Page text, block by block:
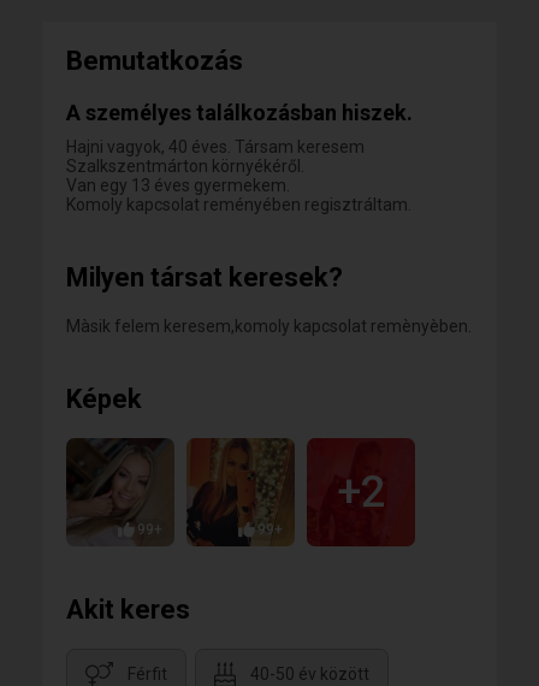
Bemutatkozás
A személyes találkozásban hiszek.
Hajni vagyok, 40 éves. Társam keresem
Szalkszentmárton környékéről.
Van egy 13 éves gyermekem.
Komoly kapcsolat reményében regisztráltam.
Milyen társat keresek?
Màsik felem keresem,komoly kapcsolat remènyèben.
Képek
99+ 99+
+2
Akit keres
Férfit 40-50 év között